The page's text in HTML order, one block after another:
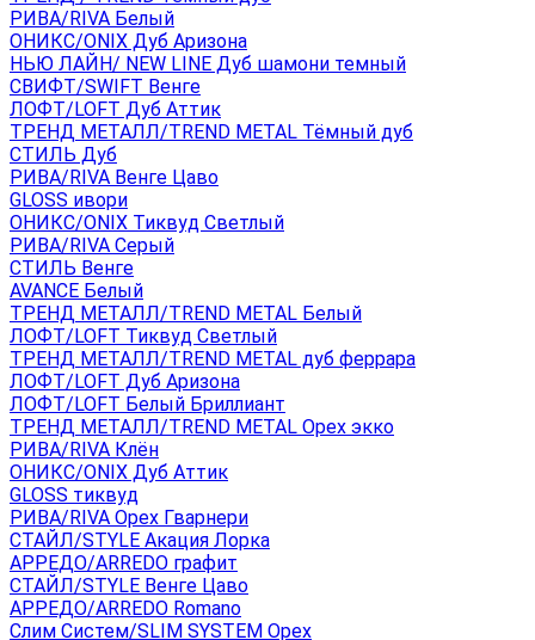
РИВА/RIVA Белый
ОНИКС/ONIX Дуб Аризона
НЬЮ ЛАЙН/ NEW LINE Дуб шамони темный
СВИФТ/SWIFT Венге
ЛОФТ/LOFT Дуб Аттик
ТРЕНД МЕТАЛЛ/TREND METAL Тёмный дуб
СТИЛЬ Дуб
РИВА/RIVA Венге Цаво
GLOSS ивори
ОНИКС/ONIX Тиквуд Светлый
РИВА/RIVA Серый
СТИЛЬ Венге
AVANСE Белый
ТРЕНД МЕТАЛЛ/TREND METAL Белый
ЛОФТ/LOFT Тиквуд Светлый
ТРЕНД МЕТАЛЛ/TREND METAL дуб феррара
ЛОФТ/LOFT Дуб Аризона
ЛОФТ/LOFT Белый Бриллиант
ТРЕНД МЕТАЛЛ/TREND METAL Орех экко
РИВА/RIVA Клён
ОНИКС/ONIX Дуб Аттик
GLOSS тиквуд
РИВА/RIVA Орех Гварнери
СТАЙЛ/STYLE Акация Лорка
АРРЕДО/ARREDO графит
СТАЙЛ/STYLE Венге Цаво
АРРЕДО/ARREDO Romano
Слим Систем/SLIM SYSTEM Орех